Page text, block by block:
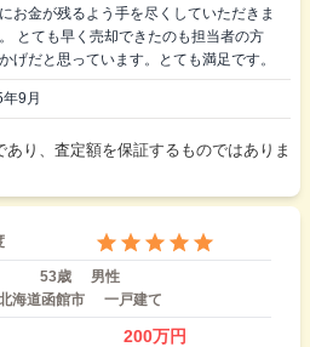
お金が残るよう手を尽くしていただきま
とても早く売却できたのも担当者の方
げだと思っています。とても満足です。
9月
り、査定額を保証するものではありま
53歳
男性
海道函館市
一戸建て
200万円